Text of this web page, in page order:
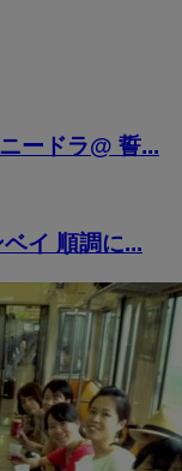
ードラ@ 誓...
イ 順調に...